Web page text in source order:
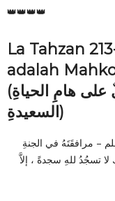
👑👑👑👑
La Tahzan
adalah
(اكتسابُ الفضائل أكاليلٌ على هامِ الحياةِ
السعيدةِ)
– مرافقَتَهُ في الجنةِ
تسجُدُ للهِ سجدةً ، إلاَّ